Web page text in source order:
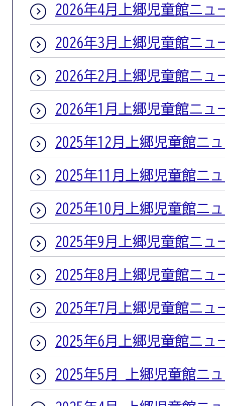
2026年4月上郷児童館ニュ
2026年3月上郷児童館ニュ
2026年2月上郷児童館ニュ
2026年1月上郷児童館ニュ
2025年12月上郷児童館ニ
2025年11月上郷児童館ニ
2025年10月上郷児童館ニ
2025年9月上郷児童館ニュ
2025年8月上郷児童館ニュ
2025年7月上郷児童館ニュ
2025年6月上郷児童館ニュ
2025年5月 上郷児童館ニ